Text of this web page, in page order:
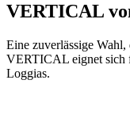
VERTICAL
Eine zuverlässige
VERTICAL eignet sich
Loggias.